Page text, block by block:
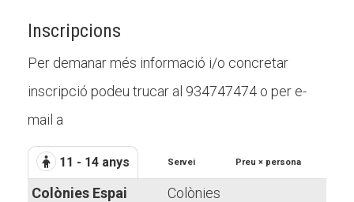
Inscripcions
Per demanar més informació i/o concretar
inscripció podeu trucar al 934747474 o per e-
mail a
11 - 14 anys Servei Preu × persona
Colònies Espai
Colònies